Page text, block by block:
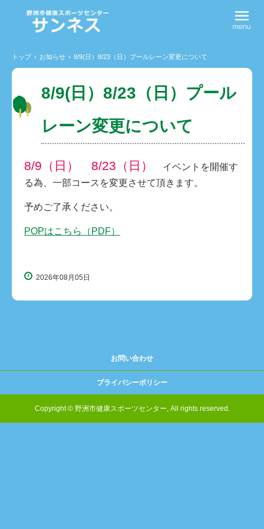
トップ › お知らせ › 8/9(日）8/23（日）プールレーン変更について
8/9(日）8/23（日）プール
レーン変更について
8/9（日） 8/23（日）
イベントを開催す
る為、一部コースを変更させて頂きます。
予めご了承ください。
POPはこちら（PDF）
2026年08月05日
お問い合わせ
プライバシーポリシー
Copyright © 野洲市健康スポーツセンター, All rights reserved.